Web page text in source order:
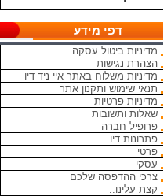
מתחייבים להיות הכי זולים
בארץ בראשי הדיו והטונרים
התואמים, יש אפשרות למשלוח
מהיום להיום
המחירים באתר אינם סופיים,יש
הנחה על קניה כמותית פרטים
במרכז ההזמנות
מאמינים אך ורק ביחס אישי
הוגן ובהקשבה
ללקוחות.בזכותכם הצלחתנו
בכל שאלה עניין והתלבטות אין
דפי מידע
מדיניות ביטול עסקה
הצהרת נגישות
מדיניות משלוח באתר איי ניד דיו
תנאי שימוש ותקנון אתר
מדיניות פרטיות
שאלות ותשובות
פרופיל חברה
פתרונות דיו
פרטי
עסקי
צרכי ההדפסה שלכם
קצת עלינו..